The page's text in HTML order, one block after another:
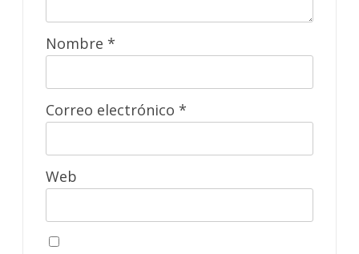
Nombre *
Correo electrónico *
Web